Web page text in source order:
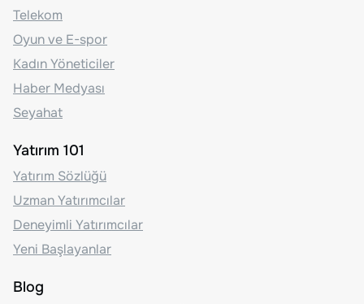
Telekom
Oyun ve E-spor
Kadın Yöneticiler
Haber Medyası
Seyahat
Yatırım 101
Yatırım Sözlüğü
Uzman Yatırımcılar
Deneyimli Yatırımcılar
Yeni Başlayanlar
Blog